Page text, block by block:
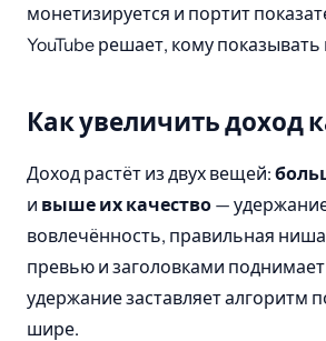
монетизируется и портит
YouTube решает, кому показывать
Как увеличить доход
Доход растёт из двух вещей:
и выше их качество —
вовлечённость, правильная
превью и заголовками
удержание заставляет алгоритм
шире.